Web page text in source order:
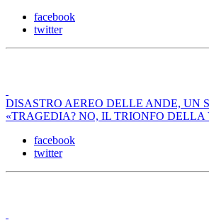
facebook
twitter
DISASTRO AEREO DELLE ANDE, UN
«TRAGEDIA? NO, IL TRIONFO DELLA
facebook
twitter